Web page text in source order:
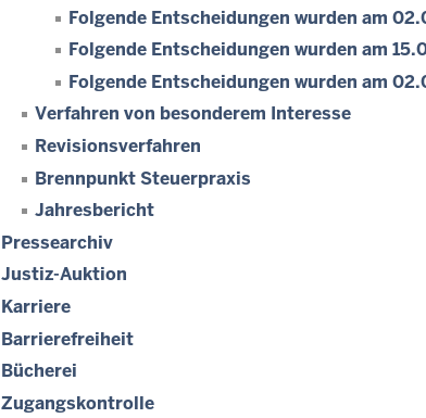
Folgende Entscheidungen wurden am
Folgende Entscheidungen wurden am
Folgende Entscheidungen wurden am
Verfahren von besonderem Interesse
Revisionsverfahren
Brennpunkt Steuerpraxis
Jahresbericht
Pressearchiv
Justiz-Auktion
Karriere
Barrierefreiheit
Bücherei
Zugangskontrolle